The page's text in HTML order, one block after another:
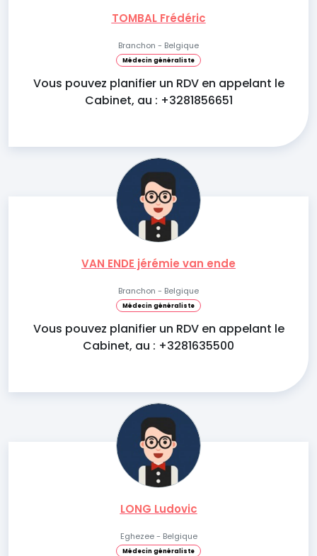
TOMBAL Frédéric
Branchon - Belgique
Médecin généraliste
Vous pouvez planifier un RDV en appelant le
Cabinet, au : +3281856651
VAN ENDE jérémie van ende
Branchon - Belgique
Médecin généraliste
Vous pouvez planifier un RDV en appelant le
Cabinet, au : +3281635500
LONG Ludovic
Eghezee - Belgique
Médecin généraliste